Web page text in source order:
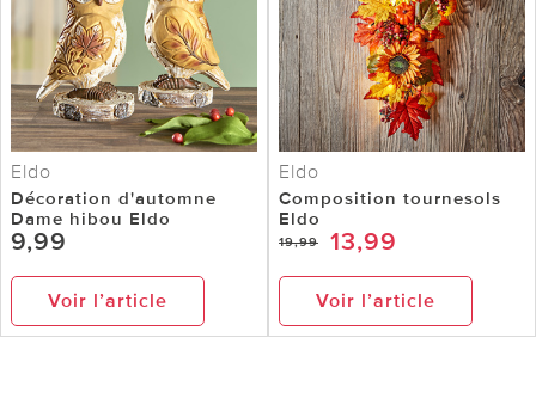
Eldo
Décoration d'automne
Dame hibou Eldo
9,99
Voir l’article
Eldo
Composition tournesols
Eldo
19,99 13,99
Voir l’article